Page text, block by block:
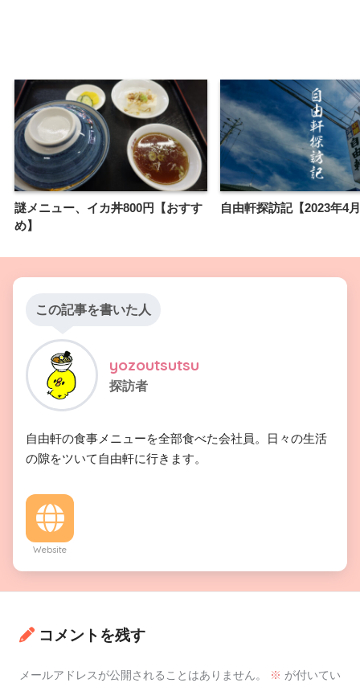
謎メニュー、イカ丼800円【おすす
め】
自由軒探訪記【2023年4
この記事を書いた人
yozoutsutsu
探訪者
自由軒の食事メニューを全部食べた会社員。日々の生活
の隙をツいて自由軒に行きます。
Website
コメントを残す
メールアドレスが公開されることはありません。 ※ が付いてい